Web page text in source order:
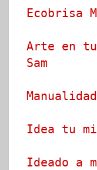
Ecobrisa
Arte en
Sam
Idea tu
Ideado a